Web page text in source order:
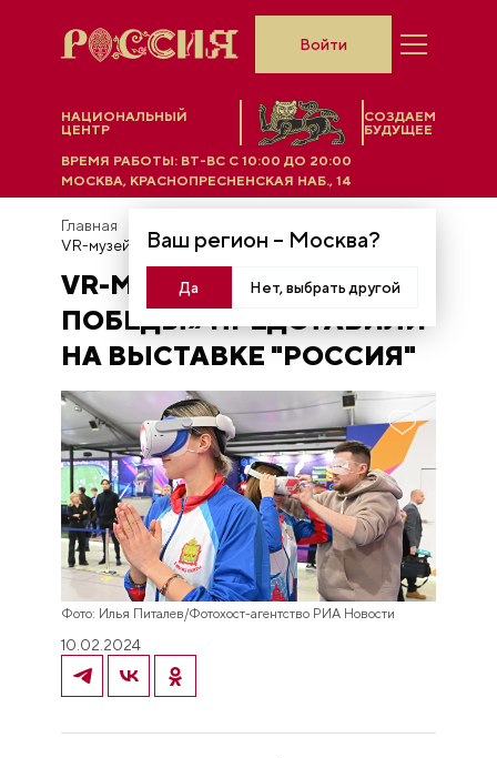
НАЦИОНАЛЬНЫЙ
ЦЕНТР
СОЗДАЕМ
БУДУЩЕЕ
Ваш регион – Москва?
Да Нет, выбрать другой
ВРЕМЯ РАБОТЫ: ВТ-ВС C 10:00 ДО 20:00
МОСКВА, КРАСНОПРЕСНЕНСКАЯ НАБ., 14
Войти
Главная
VR-МУЗЕЙ «ПОЕЗД
ПОБЕДЫ» ПРЕДСТАВИЛИ
НА ВЫСТАВКЕ "РОССИЯ"
Фото: Илья Питалев/Фотохост-агентство РИА Новости
10.02.2024